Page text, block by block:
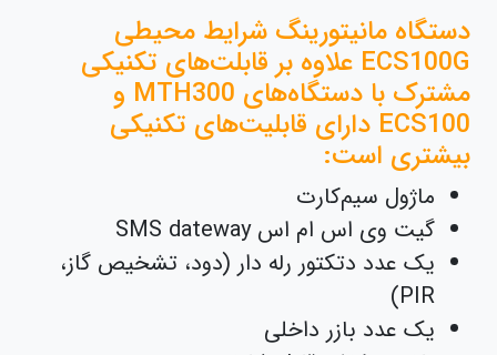
دستگاه مانیتورینگ شرایط محیطی
ECS100G علاوه بر قابلت‌های تکنیکی
مشترک با دستگاه‌های MTH300 و
ECS100 دارای قابلیت‌های تکنیکی
بیشتری است:
ماژول سیم‌کارت
گیت وی اس ام اس SMS dateway
یک عدد دتکتور رله دار (دود، تشخیص گاز،
PIR)
یک عدد بازر داخلی